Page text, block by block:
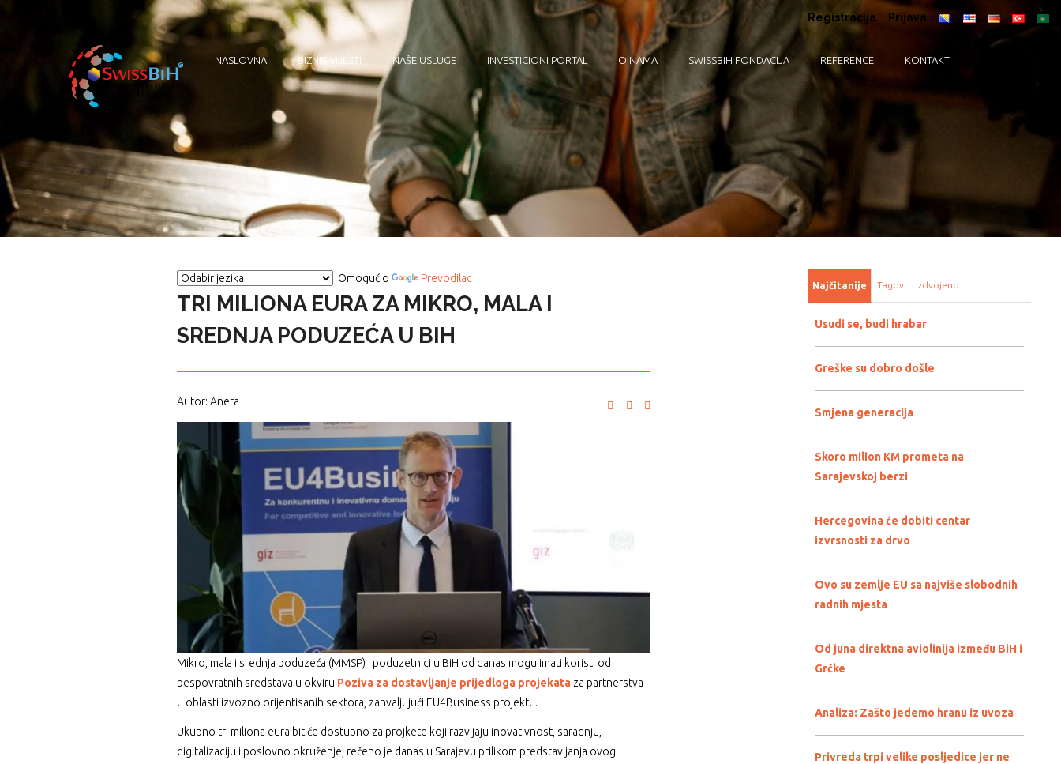
Registracija Prijava
NASLOVNA BIZNIS VIJESTI NAŠE USLUGE INVESTICIONI PORTAL O NAMA SWISSBIH FONDACIJA REFERENCE KONTAKT
Omogućio Prevodilac
TRI MILIONA EURA ZA MIKRO, MALA I
SREDNJA PODUZEĆA U BIH
Autor: Anera
Mikro, mala i srednja poduzeća (MMSP) i poduzetnici u BiH od danas mogu imati koristi od
bespovratnih sredstava u okviru Poziva za dostavljanje prijedloga projekata za partnerstva
u oblasti izvozno orijentisanih sektora, zahvaljujući EU4Business projektu.
Ukupno tri miliona eura bit će dostupno za projkete koji razvijaju inovativnost, saradnju,
digitalizaciju i poslovno okruženje, rečeno je danas u Sarajevu prilikom predstavljanja ovog
Najčitanije Tagovi Izdvojeno
Usudi se, budi hrabar
Greške su dobro došle
Smjena generacija
Skoro milion KM prometa na
Sarajevskoj berzi
Hercegovina će dobiti centar
izvrsnosti za drvo
Ovo su zemlje EU sa najviše slobodnih
radnih mjesta
Od juna direktna aviolinija između BiH i
Grčke
Analiza: Zašto jedemo hranu iz uvoza
Privreda trpi velike posljedice jer ne